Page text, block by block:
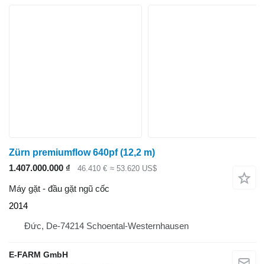
Zürn premiumflow 640pf (12,2 m)
1.407.000.000 ₫
46.410 € ≈ 53.620 US$
Máy gặt - đầu gặt ngũ cốc
2014
Đức, De-74214 Schoental-Westernhausen
E-FARM GmbH